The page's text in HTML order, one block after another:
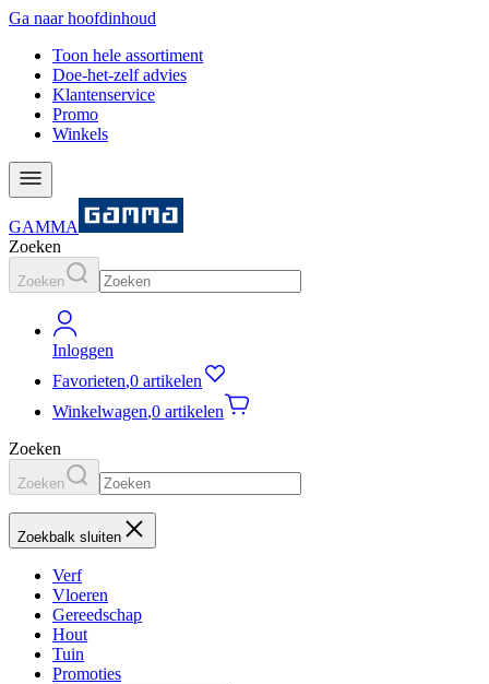
Ga naar hoofdinhoud
Toon hele assortiment
Doe-het-zelf advies
Klantenservice
Promo
Winkels
GAMMA
Zoeken
Zoeken
Inloggen
Favorieten,0 artikelen
Winkelwagen,0 artikelen
Zoeken
Zoeken
Zoekbalk sluiten
Verf
Vloeren
Gereedschap
Hout
Tuin
Promoties